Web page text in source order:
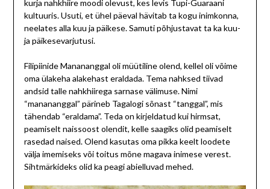
kurja nahkhiire moodi olevust, kes levis Tupi-Guaraani
kultuuris. Usuti, et ühel päeval hävitab ta kogu inimkonna,
neelates alla kuu ja päikese. Samuti põhjustavat ta ka kuu-
ja päikesevarjutusi.
Filipiinide Manananggal oli müütiline olend, kellel oli võime
oma ülakeha alakehast eraldada. Tema nahksed tiivad
andsid talle nahkhiirega sarnase välimuse. Nimi
“manananggal” pärineb Tagalogi sõnast “tanggal”, mis
tähendab “eraldama”. Teda on kirjeldatud kui hirmsat,
peamiselt naissoost olendit, kelle saagiks olid peamiselt
rasedad naised. Olend kasutas oma pikka keelt loodete
välja imemiseks või toitus mõne magava inimese verest.
Sihtmärkideks olid ka peagi abielluvad mehed.